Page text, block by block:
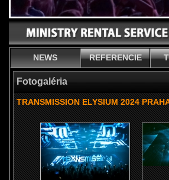
NEWS REFERENCIE
Fotogaléria
TRANSMISSION ELYSIUM 2024